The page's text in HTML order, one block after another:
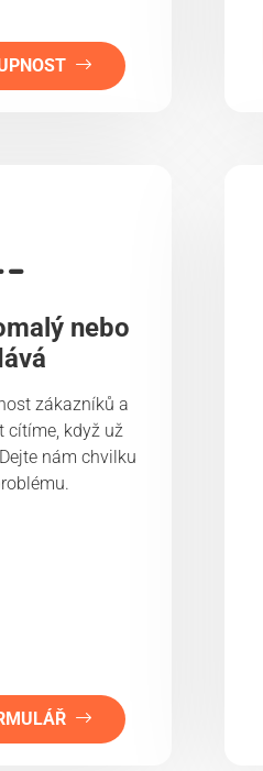
nebo
zákazníků a
cítíme, když už
nám chvilku